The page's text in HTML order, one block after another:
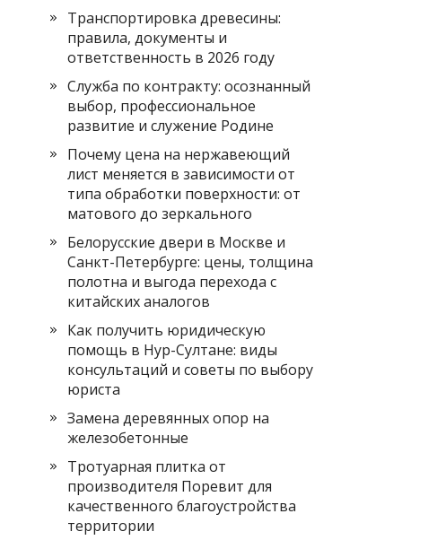
Транспортировка древесины:
правила, документы и
ответственность в 2026 году
Служба по контракту: осознанный
выбор, профессиональное
развитие и служение Родине
Почему цена на нержавеющий
лист меняется в зависимости от
типа обработки поверхности: от
матового до зеркального
Белорусские двери в Москве и
Санкт-Петербурге: цены, толщина
полотна и выгода перехода с
китайских аналогов
Как получить юридическую
помощь в Нур-Султане: виды
консультаций и советы по выбору
юриста
Замена деревянных опор на
железобетонные
Тротуарная плитка от
производителя Поревит для
качественного благоустройства
территории